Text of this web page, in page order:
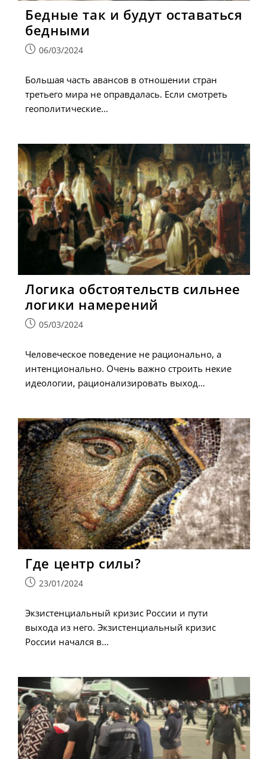
Бедные так и будут оставаться
бедными
Запись06/03/2024
Большая часть авансов в отношении стран
третьего мира не оправдалась. Если смотреть
геополитические…
Логика обстоятельств сильнее
логики намерений
Запись05/03/2024
Человеческое поведение не рационально, а
интенционально. Очень важно строить некие
идеологии, рационализировать выход…
Где центр силы?
Запись23/01/2024
Экзистенциальный кризис России и пути
выхода из него. Экзистенциальный кризис
России начался в…